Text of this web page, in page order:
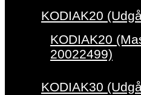
KODIAK20
KODIAK20
20022499)
KODIAK30